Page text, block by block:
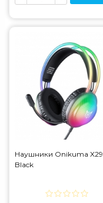
Наушники Onikuma X29
Black